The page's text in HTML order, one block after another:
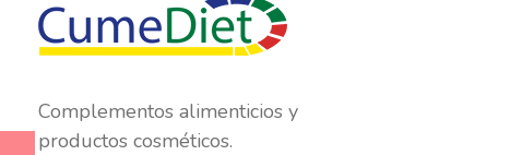
Complementos alimenticios y
productos cosméticos.